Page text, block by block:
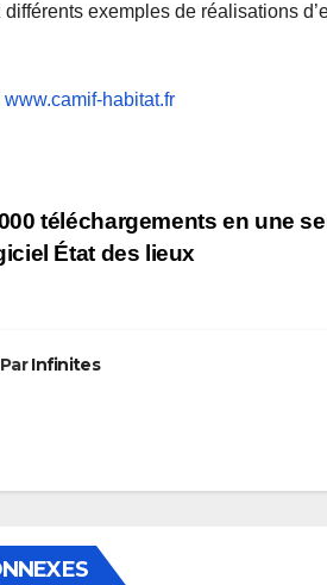
différents exemples de réalisations
www.camif-habitat.fr
téléchargements en une
État des lieux
ParInfinites